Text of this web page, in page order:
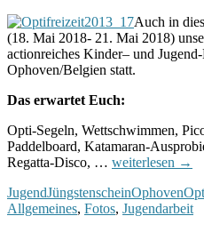
Auch in
(18. Mai 2018- 21. Mai 2018)
actionreiches Kinder– und
Ophoven/Belgien statt.
Das erwartet Euch:
Opti-Segeln, Wettschwimmen,
Paddelboard, Katamaran-
Regatta-Disco, … Kinder-
Jugend-
Segeln
weiterlesen →
JugendJüngstenscheinOphoven
Allgemeines, Fotos, Jugendarbeit